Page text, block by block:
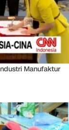
Manufaktur